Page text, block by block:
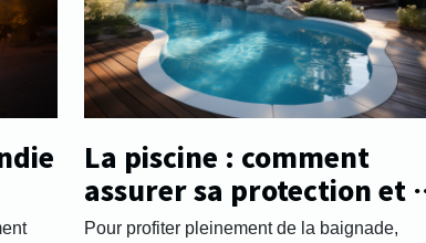
La piscine : comment
assurer sa protection et
sécurité ?
Pour profiter pleinement de la baignade,